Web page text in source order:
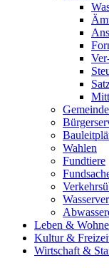
Wahlen
Fundtiere
Leben &
Kultur &
Wirtschaft &